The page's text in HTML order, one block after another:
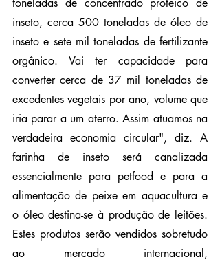
inseto, cerca 500 toneladas de óleo de
inseto e sete mil toneladas de fertilizante
orgânico. Vai ter capacidade para
converter cerca de 37 mil toneladas de
excedentes vegetais por ano, volume que
iria parar a um aterro. Assim atuamos na
verdadeira economia circular", diz. A
farinha de inseto será canalizada
essencialmente para petfood e para a
alimentação de peixe em aquacultura e
o óleo destina-se à produção de leitões.
Estes produtos serão vendidos sobretudo
ao mercado internacional,